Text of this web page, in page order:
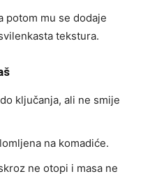
potom mu se dodaje
tekstura.
ključanja, ali ne smije
na komadiće.
ne otopi i masa ne